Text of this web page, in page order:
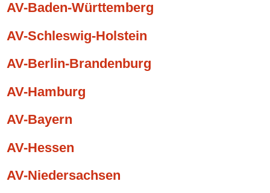
AV-Baden-Württemberg
AV-Schleswig-Holstein
AV-Berlin-Brandenburg
AV-Hamburg
AV-Bayern
AV-Hessen
AV-Niedersachsen